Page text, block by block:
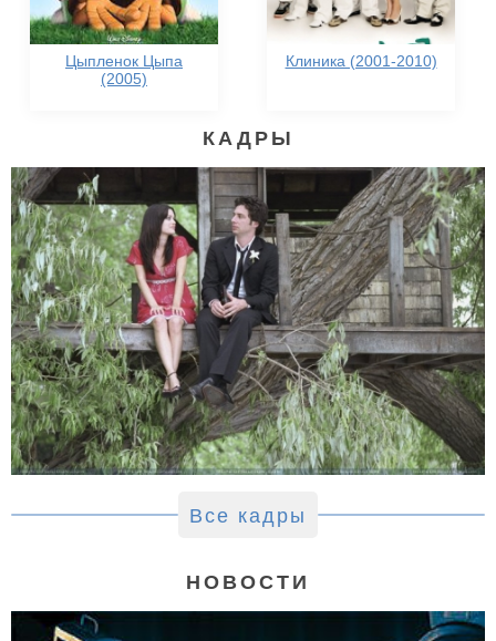
Цыпленок Цыпа
(2005)
Клиника (2001-2010)
КАДРЫ
Все кадры
НОВОСТИ